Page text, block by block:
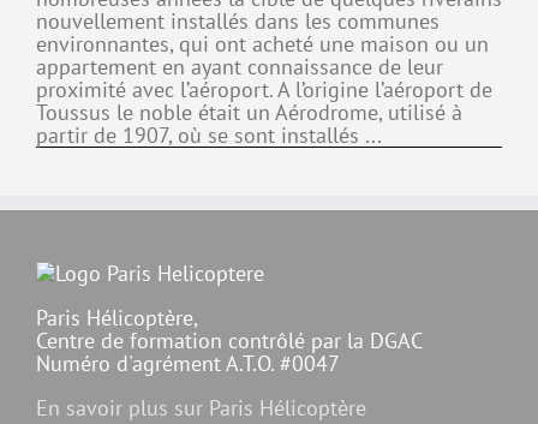
nouvellement installés dans les communes
environnantes, qui ont acheté une maison ou un
appartement en ayant connaissance de leur
proximité avec l’aéroport. A l’origine l’aéroport de
Toussus le noble était un Aérodrome, utilisé à
partir de 1907, où se sont installés ...
Paris Hélicoptère,
Centre de formation contrôlé par la DGAC
Numéro d'agrément A.T.O. #0047
En savoir plus sur Paris Hélicoptère